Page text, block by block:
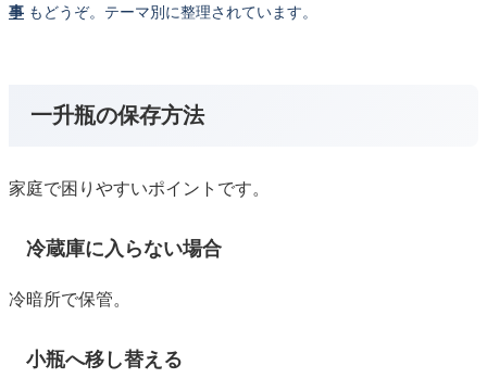
事 もどうぞ。テーマ別に整理されています。
一升瓶の保存方法
家庭で困りやすいポイントです。
冷蔵庫に入らない場合
冷暗所で保管。
小瓶へ移し替える